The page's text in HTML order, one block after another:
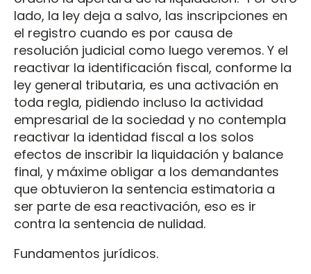
lado, la ley deja a salvo, las inscripciones en
el registro cuando es por causa de
resolución judicial como luego veremos. Y el
reactivar la identificación fiscal, conforme la
ley general tributaria, es una activación en
toda regla, pidiendo incluso la actividad
empresarial de la sociedad y no contempla
reactivar la identidad fiscal a los solos
efectos de inscribir la liquidación y balance
final, y máxime obligar a los demandantes
que obtuvieron la sentencia estimatoria a
ser parte de esa reactivación, eso es ir
contra la sentencia de nulidad.
Fundamentos jurídicos.